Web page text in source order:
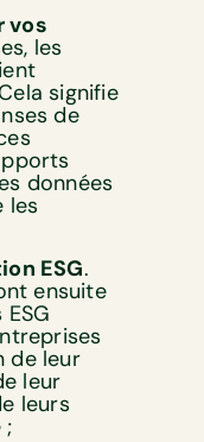
vos
les
signifie
de
données
les
ESG.
ensuite
de leur
leur
leurs
;